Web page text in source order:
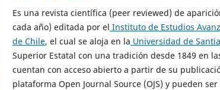
Es una revista científica (peer reviewed) de
cada año) editada por el Instituto de Estudios
de Chile, el cual se aloja en la Universidad de
Superior Estatal con una tradición desde 1849 en
cuentan con acceso abierto a partir de su
plataforma Open Journal Source (OJS) y pueden